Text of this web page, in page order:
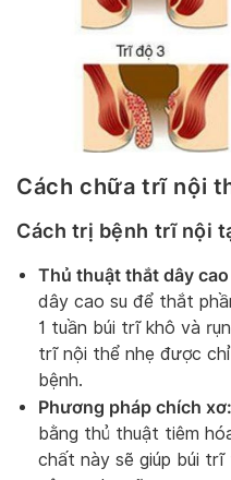
Cách chữa trĩ nội
Cách trị bệnh trĩ nội
Thủ thuật thắt dây
dây cao su để thắt
1 tuần búi trĩ khô và
trĩ nội thể nhẹ được
bệnh.
Phương pháp chích xơ:
bằng thủ thuật tiêm
chất này sẽ giúp búi trĩ